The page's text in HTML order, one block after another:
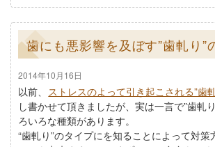
歯にも悪影響を及ぼす”歯軋り”
2014年10月16日
以前、 ストレスのよって引き起こされる”歯
し書かせて頂きましたが、実は一言で”歯軋
ろいろな種類があります。
“歯軋り”のタイプにを知ることによって対策